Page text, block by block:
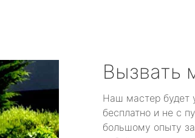
Вызвать
Наш мастер будет
бесплатно и не с
большому опыту